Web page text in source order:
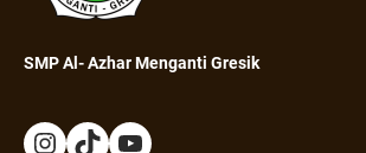
SMP Al- Azhar Menganti Gresik